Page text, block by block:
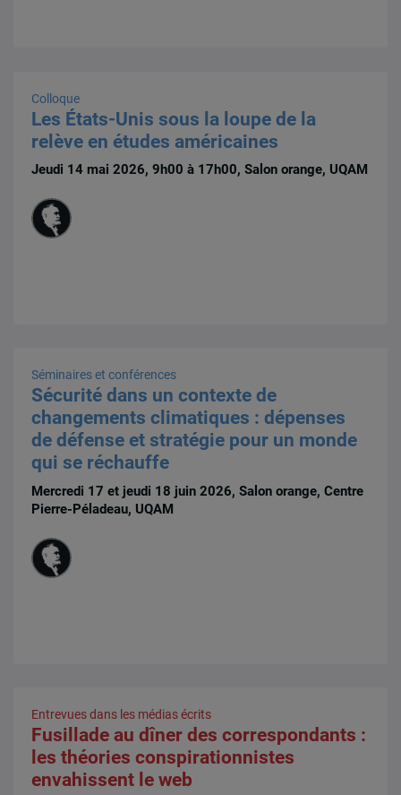
Colloque
Les États-Unis sous la loupe de la
relève en études américaines
Jeudi 14 mai 2026, 9h00 à 17h00, Salon orange, UQAM
Séminaires et conférences
Sécurité dans un contexte de
changements climatiques : dépenses
de défense et stratégie pour un monde
qui se réchauffe
Mercredi 17 et jeudi 18 juin 2026, Salon orange, Centre
Pierre-Péladeau, UQAM
Entrevues dans les médias écrits
Fusillade au dîner des correspondants :
les théories conspirationnistes
envahissent le web